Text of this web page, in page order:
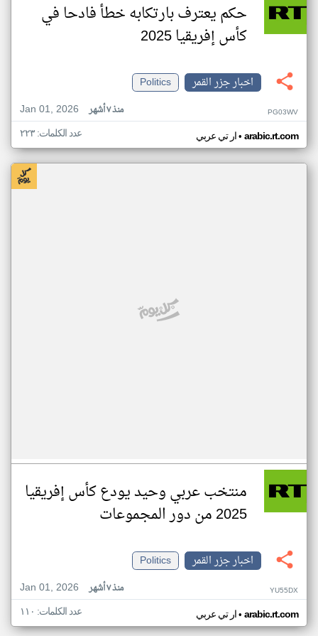
حكم يعترف بارتكابه خطأ فادحا في
كأس إفريقيا 2025
اخبار جزر القمر
Politics
Jan 01, 2026
منذ ٧ أشهر PG03WV
ار تي عربي• arabic.rt.com عدد الكلمات: ٢٢٣
منتخب عربي وحيد يودع كأس إفريقيا
2025 من دور المجموعات
اخبار جزر القمر
Politics
Jan 01, 2026
منذ ٧ أشهر YU55DX
ار تي عربي• arabic.rt.com عدد الكلمات: ١١٠